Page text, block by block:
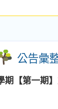
公告彙
期【第一期